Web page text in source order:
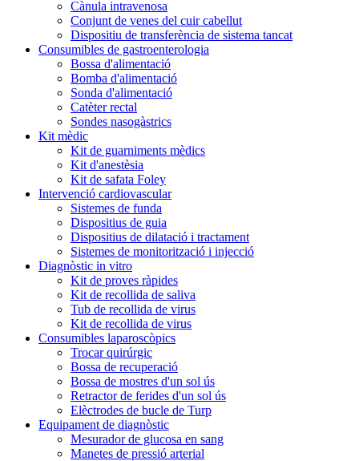
Cànula intravenosa
Conjunt de venes del cuir cabellut
Dispositiu de transferència de sistema tancat
Consumibles de gastroenterologia
Bossa d'alimentació
Bomba d'alimentació
Sonda d'alimentació
Catèter rectal
Sondes nasogàstrics
Kit mèdic
Kit de guarniments mèdics
Kit d'anestèsia
Kit de safata Foley
Intervenció cardiovascular
Sistemes de funda
Dispositius de guia
Dispositius de dilatació i tractament
Sistemes de monitorització i injecció
Diagnòstic in vitro
Kit de proves ràpides
Kit de recollida de saliva
Tub de recollida de virus
Kit de recollida de virus
Consumibles laparoscòpics
Trocar quirúrgic
Bossa de recuperació
Bossa de mostres d'un sol ús
Retractor de ferides d'un sol ús
Elèctrodes de bucle de Turp
Equipament de diagnòstic
Mesurador de glucosa en sang
Manetes de pressió arterial